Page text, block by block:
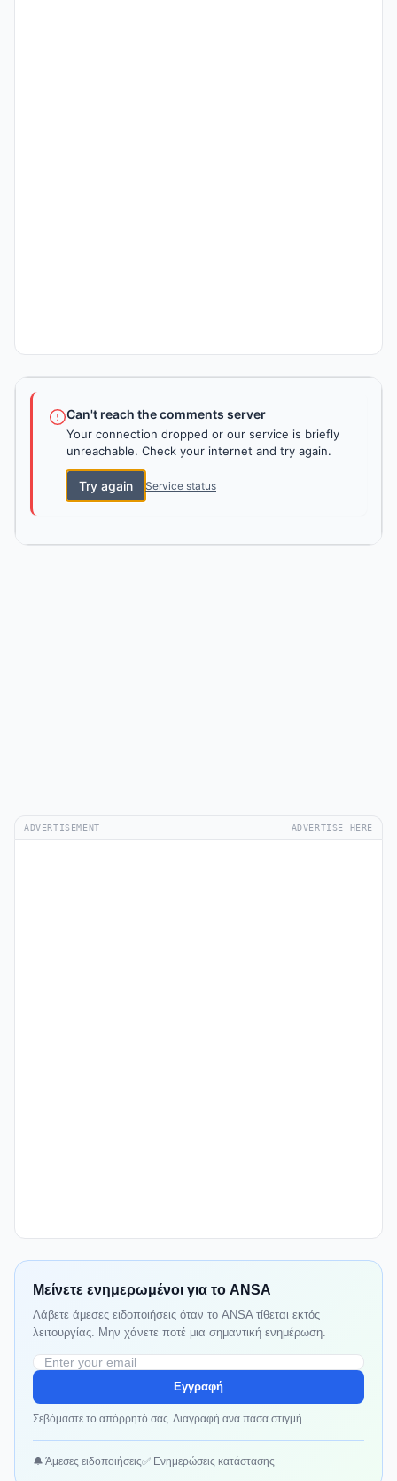
Can't reach the comments server
Your connection dropped or our service is briefly
unreachable. Check your internet and try again.
Try again Service status
ADVERTISEMENT ADVERTISE HERE
Μείνετε ενημερωμένοι για το ANSA
Λάβετε άμεσες ειδοποιήσεις όταν το ANSA τίθεται εκτός
λειτουργίας. Μην χάνετε ποτέ μια σημαντική ενημέρωση.
Εγγραφή
Σεβόμαστε το απόρρητό σας. Διαγραφή ανά πάσα στιγμή.
🔔 Άμεσες ειδοποιήσεις✅ Ενημερώσεις κατάστασης